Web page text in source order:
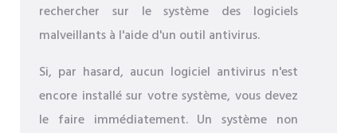
rechercher sur le système des logiciels
malveillants à l'aide d'un outil antivirus.
Si, par hasard, aucun logiciel antivirus n'est
encore installé sur votre système, vous devez
le faire immédiatement. Un système non